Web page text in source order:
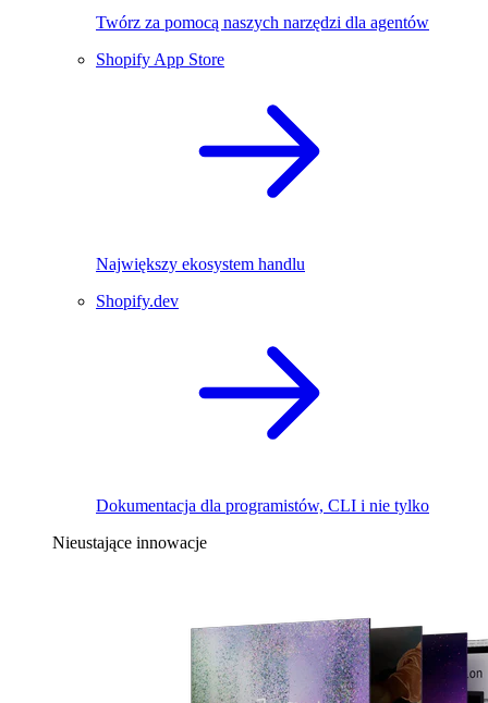
Twórz za pomocą naszych narzędzi dla agentów
Shopify App Store
Największy ekosystem handlu
Shopify.dev
Dokumentacja dla programistów, CLI i nie tylko
Nieustające innowacje